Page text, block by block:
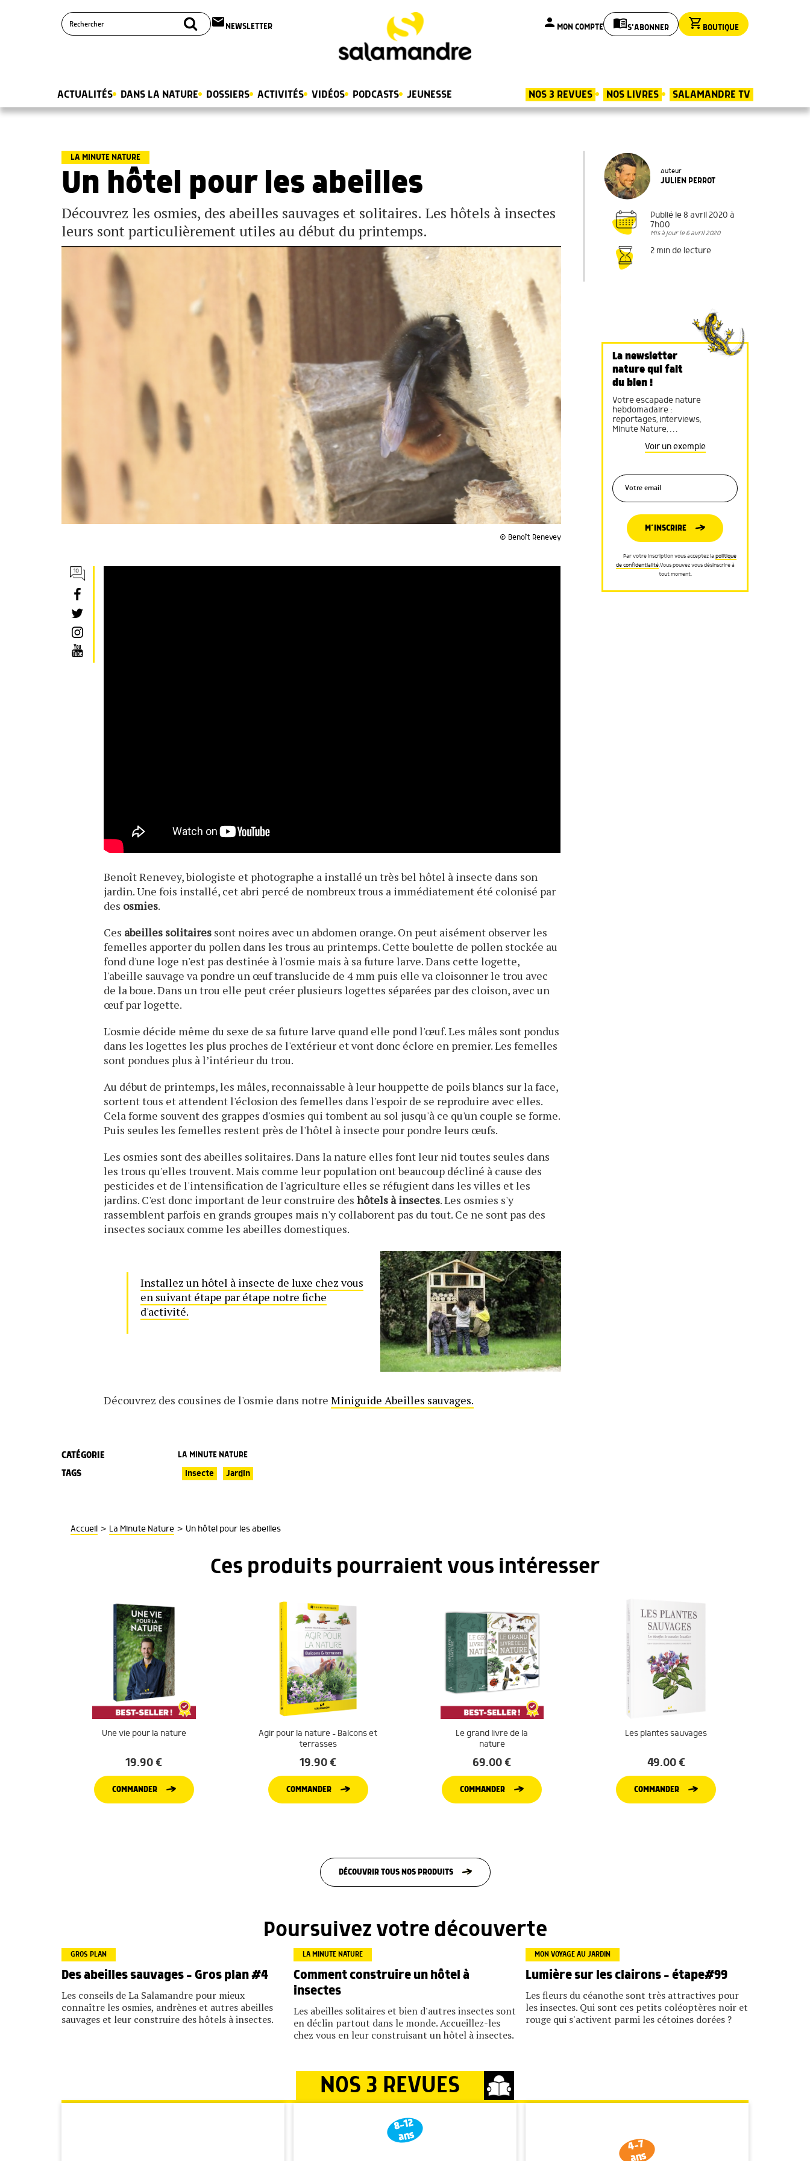
email NEWSLETTER person MON COMPTE menu_bookS'ABONNER shopping_cart BOUTIQUE
ACTUALITÉS DANS LA NATURE DOSSIERS ACTIVITÉS VIDÉOS PODCASTS JEUNESSE NOS 3 REVUES NOS LIVRES SALAMANDRE TV
LA MINUTE NATURE
Un hôtel pour les abeilles
Découvrez les osmies, des abeilles sauvages et solitaires. Les hôtels à insectes
leurs sont particulièrement utiles au début du printemps.
© Benoît Renevey
Benoît Renevey, biologiste et photographe a installé un très bel hôtel à insecte dans son
jardin. Une fois installé, cet abri percé de nombreux trous a immédiatement été colonisé par
des osmies.
Ces abeilles solitaires sont noires avec un abdomen orange. On peut aisément observer les
femelles apporter du pollen dans les trous au printemps. Cette boulette de pollen stockée au
fond d'une loge n'est pas destinée à l'osmie mais à sa future larve. Dans cette logette,
l'abeille sauvage va pondre un œuf translucide de 4 mm puis elle va cloisonner le trou avec
de la boue. Dans un trou elle peut créer plusieurs logettes séparées par des cloison, avec un
œuf par logette.
L'osmie décide même du sexe de sa future larve quand elle pond l'œuf. Les mâles sont pondus
dans les logettes les plus proches de l'extérieur et vont donc éclore en premier. Les femelles
sont pondues plus à l’intérieur du trou.
Au début de printemps, les mâles, reconnaissable à leur houppette de poils blancs sur la face,
sortent tous et attendent l'éclosion des femelles dans l'espoir de se reproduire avec elles.
Cela forme souvent des grappes d'osmies qui tombent au sol jusqu'à ce qu'un couple se forme.
Puis seules les femelles restent près de l'hôtel à insecte pour pondre leurs œufs.
Les osmies sont des abeilles solitaires. Dans la nature elles font leur nid toutes seules dans
les trous qu'elles trouvent. Mais comme leur population ont beaucoup décliné à cause des
pesticides et de l'intensification de l'agriculture elles se réfugient dans les villes et les
jardins. C'est donc important de leur construire deshôtels à insectes. Les osmies s'y
rassemblent parfois en grands groupes mais n'y collaborent pas du tout. Ce ne sont pas des
insectes sociaux comme les abeilles domestiques.
Installez un hôtel à insecte de luxe chez vous
en suivant étape par étape notre fiche
d'activité.
Découvrez des cousines de l'osmie dans notreMiniguide Abeilles sauvages.
Auteur
JULIEN PERROT
Publié le 8 avril 2020 à
7h00
Mis à jour le 6 avril 2020
2 min de lecture
La newsletter
nature qui fait
du bien !
Votre escapade nature
hebdomadaire :
reportages, interviews,
Minute Nature, …
Voir un exemple
M’INSCRIRE
Par votre inscription vous acceptez la politique
de confidentialité.Vous pouvez vous désinscrire à
tout moment.
CATÉGORIE LA MINUTE NATURE
TAGS Insecte Jardin
Accueil > La Minute Nature > Un hôtel pour les abeilles
Ces produits pourraient vous intéresser
Une vie pour la nature
19.90€
COMMANDER
Agir pour la nature – Balcons et
terrasses
19.90€
COMMANDER
Le grand livre de la
nature
69.00€
COMMANDER
Les plantes sauvages
49.00€
COMMANDER
DÉCOUVRIR TOUS NOS PRODUITS
Poursuivez votre découverte
GROS PLAN
Des abeilles sauvages – Gros plan #4
Les conseils de La Salamandre pour mieux
connaître les osmies, andrènes et autres abeilles
sauvages et leur construire des hôtels à insectes.
LA MINUTE NATURE
Comment construire un hôtel à
insectes
Les abeilles solitaires et bien d'autres insectes sont
en déclin partout dans le monde. Accueillez-les
chez vous en leur construisant un hôtel à insectes.
MON VOYAGE AU JARDIN
Lumière sur les clairons – étape#99
Les fleurs du céanothe sont très attractives pour
les insectes. Qui sont ces petits coléoptères noir et
rouge qui s'activent parmi les cétoines dorées ?
NOS 3 REVUES
8-12
ans
4-7
ans